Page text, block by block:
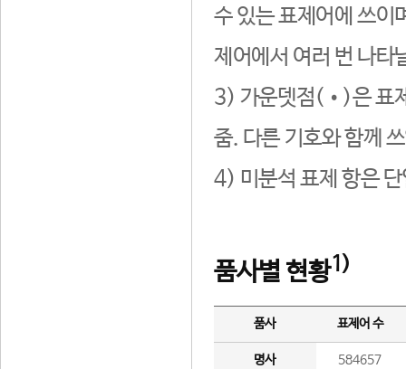
수 있는 표제어에 쓰이
제어에서 여러 번 나타
3) 가운뎃점(•)은 표
줌. 다른 기호와 함께
4) 미분석 표제 항은
품사별 현황1)
품사 표제어 수
명사 584657